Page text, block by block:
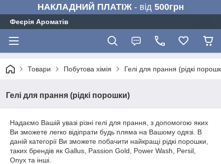
НАКЛАДНИЙ ПЛАТІЖ- від 500грн
Феєрія Ароматів
Товари Побутова хімія Гелі для прання (рідкі
Гелі для прання (рідкі порошки)
Надаємо Вашій увазі різні гелі для прання, з допомогою яких
Ви зможете легко відіпрати будь пляма на Вашому одязі. В
даній категорії Ви зможете побачити найкращі рідкі порошки,
таких брендів як Gallus, Passion Gold, Power Wash, Persil,
Onyx та інші.